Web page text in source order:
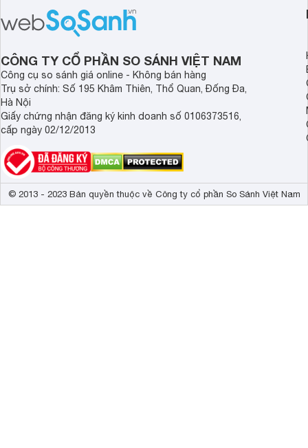
triệu đồng.
thể đưa ra quyết
CÔNG TY CỔ PHẦN SO SÁNH VIỆT NAM
Công cụ so sánh giá online - Không bán hàng
Trụ sở chính: Số 195 Khâm Thiên, Thổ Quan, Đống Đa,
Hà Nội
Giấy chứng nhận đăng ký kinh doanh số 0106373516,
cấp ngày 02/12/2013
© 2013 - 2023 Bản quyền thuộc về Công ty cổ phần So Sánh Việt Nam